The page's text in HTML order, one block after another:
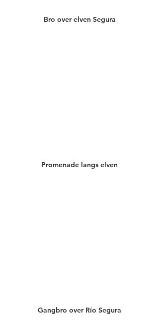
Bro over elven Segura
Promenade langs elven
Gangbro over Río Segura